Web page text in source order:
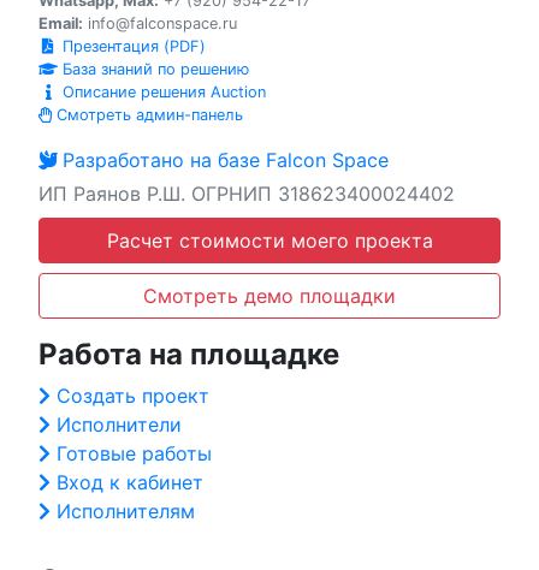
Email: info@falconspace.ru
Презентация (PDF)
База знаний по решению
Описание решения Auction
Смотреть админ-панель
Разработано на базе Falcon Space
ИП Раянов Р.Ш. ОГРНИП 318623400024402
Расчет стоимости моего проекта
Смотреть демо площадки
Работа на площадке
Создать проект
Исполнители
Готовые работы
Вход к кабинет
Исполнителям